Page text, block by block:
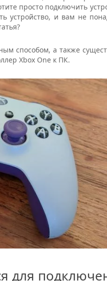
просто подключить
и вам не
способом, а также
Xbox One к ПК.
для